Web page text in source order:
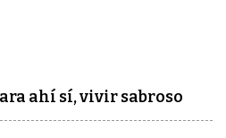
ahí sí, vivir sabroso